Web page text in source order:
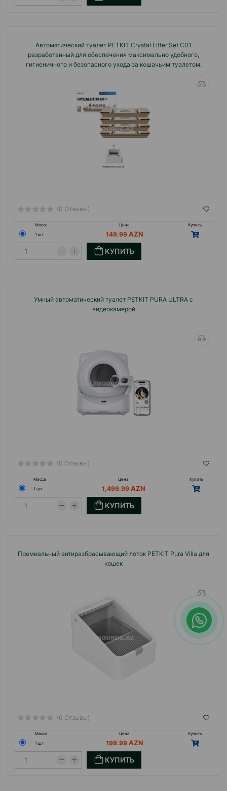
Автоматический туалет PETKIT Crystal Litter Set C01
разработанный для обеспечения максимально удобного,
гигиеничного и безопасного ухода за кошачьим туалетом.
(0 Отзывы)
Масса Цена
Купить
1 шт
149.99
КУПИТЬ
Умный автоматический туалет PETKIT PURA ULTRA с
видеокамерой
(0 Отзывы)
Масса Цена
Купить
1 шт
1,499.99
КУПИТЬ
Премиальный антиразбрасывающий лоток PETKIT Pura Villa для
кошек
(0 Отзывы)
Масса Цена
Купить
1 шт
199.99
КУПИТЬ